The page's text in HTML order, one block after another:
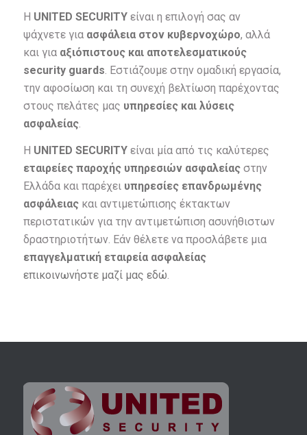
Η UNITED SECURITYείναι η επιλογή σας αν
ψάχνετε για ασφάλεια στον κυβερνοχώρο, αλλά
και για αξιόπιστους και αποτελεσματικούς
security guards . Εστιάζουμε στην ομαδική εργασία,
την αφοσίωση και τη συνεχή βελτίωση παρέχοντας
στους πελάτες μας υπηρεσίες και λύσεις
ασφαλείας.
Η UNITED SECURITYείναι μία από τις καλύτερες
εταιρείες παροχής υπηρεσιών ασφαλείαςστην
Ελλάδα και παρέχει υπηρεσίες επανδρωμένης
ασφάλειαςκαι αντιμετώπισης έκτακτων
περιστατικών για την αντιμετώπιση ασυνήθιστων
δραστηριοτήτων. Εάν θέλετε να προσλάβετε μια
επαγγελματική εταιρεία ασφαλείας
επικοινωνήστε μαζί μας εδώ.